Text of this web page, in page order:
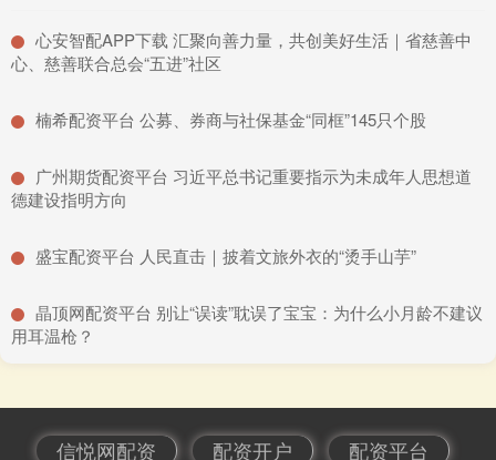
​心安智配APP下载 汇聚向善力量，共创美好生活｜省慈善中
心、慈善联合总会“五进”社区
​楠希配资平台 公募、券商与社保基金“同框”145只个股
​广州期货配资平台 习近平总书记重要指示为未成年人思想道
德建设指明方向
​盛宝配资平台 人民直击｜披着文旅外衣的“烫手山芋”
​晶顶网配资平台 别让“误读”耽误了宝宝：为什么小月龄不建议
用耳温枪？
信悦网配资 配资开户 配资平台